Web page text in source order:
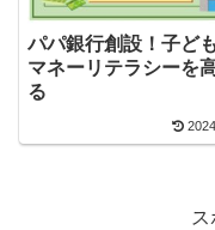
パパ銀行創設！子ど
マネーリテラシーを
る